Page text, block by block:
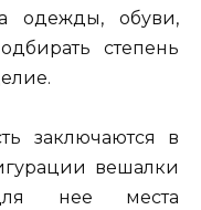
одежды, обуви,
степень
заключаются в
вешалки
нее места